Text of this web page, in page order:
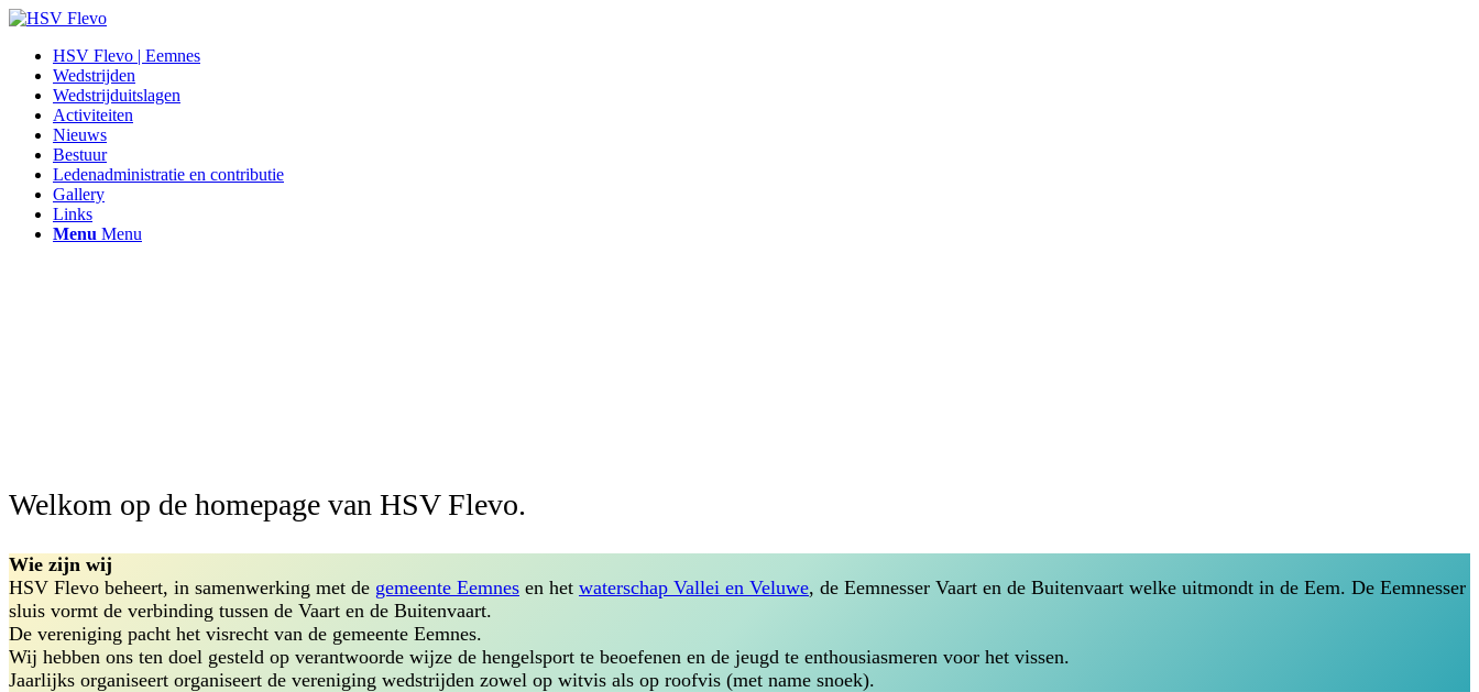
HSV Flevo | Eemnes
Wedstrijden
Wedstrijduitslagen
Activiteiten
Nieuws
Bestuur
Ledenadministratie en contributie
Gallery
Links
Menu Menu
Welkom op de homepage van HSV Flevo.
Wie zijn wij
HSV Flevo beheert, in samenwerking met de gemeente Eemnes en het waterschap Vallei en Veluwe, de Eemnesser Vaart en de Buitenvaart welke uitmondt in de Eem. De Eemnesser
sluis vormt de verbinding tussen de Vaart en de Buitenvaart.
De vereniging pacht het visrecht van de gemeente Eemnes.
Wij hebben ons ten doel gesteld op verantwoorde wijze de hengelsport te beoefenen en de jeugd te enthousiasmeren voor het vissen.
Jaarlijks organiseert organiseert de vereniging wedstrijden zowel op witvis als op roofvis (met name snoek).